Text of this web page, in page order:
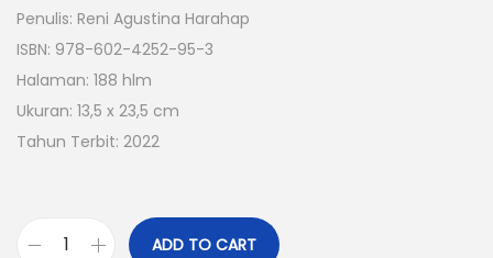
Penulis: Reni Agustina Harahap
ISBN: 978-602-4252-95-3
Halaman: 188 hlm
Ukuran: 13,5 x 23,5 cm
Tahun Terbit: 2022
ADD TO CART